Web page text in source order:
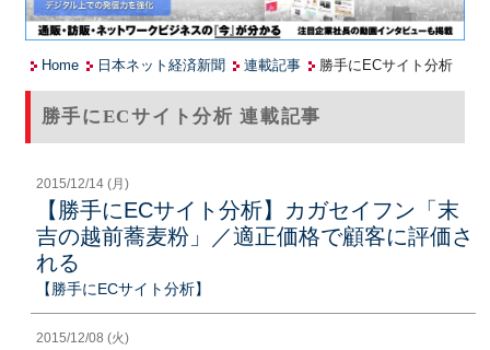
Home 日本ネット経済新聞 連載記事 勝手にECサイト分析
勝手にECサイト分析 連載記事
2015/12/14 (月)
【勝手にECサイト分析】カガセイフン「末
吉の越前蕎麦粉」／適正価格で顧客に評価さ
れる
【勝手にECサイト分析】
2015/12/08 (火)